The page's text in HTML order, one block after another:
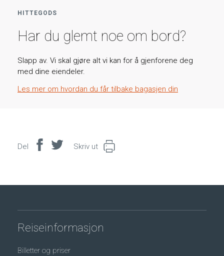
HITTEGODS
Har du glemt noe om bord?
Slapp av. Vi skal gjøre alt vi kan for å gjenforene deg
med dine eiendeler.
Les mer om hvordan du får tilbake bagasjen din
Del
Del
Skriv ut
Reiseinformasjon
Billetter og priser